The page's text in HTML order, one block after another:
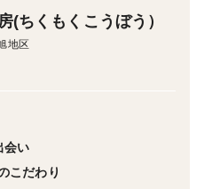
ミノ酸の一種チロシンで、
気になるようでしたらさっ
い。
務用にご利用下さい。
(ちくもくこうぼう）
地区
会い
こだわり